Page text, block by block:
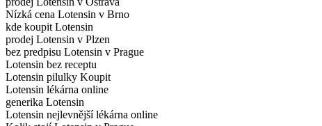
Nízká cena Lotensin v Brno
kde koupit Lotensin
prodej Lotensin v Plzen
bez predpisu Lotensin v Prague
Lotensin bez receptu
Lotensin pilulky Koupit
Lotensin lékárna online
generika Lotensin
Lotensin nejlevnější lékárna online